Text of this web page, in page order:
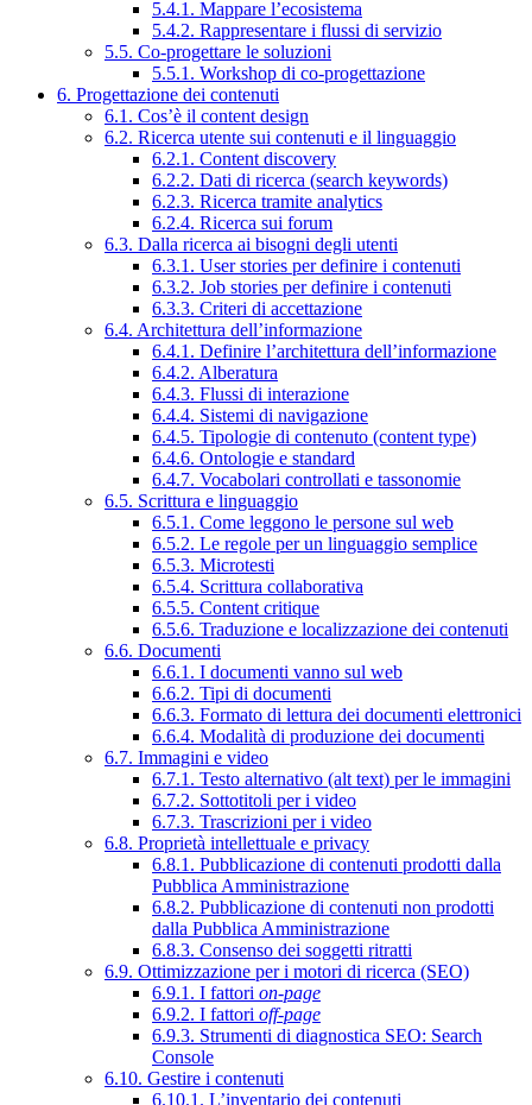
5.4.1. Mappare l’ecosistema
5.4.2. Rappresentare i flussi di servizio
5.5. Co-progettare le soluzioni
5.5.1. Workshop di co-progettazione
6. Progettazione dei contenuti
6.1. Cos’è il content design
6.2. Ricerca utente sui contenuti e il linguaggio
6.2.1. Content discovery
6.2.2. Dati di ricerca (search keywords)
6.2.3. Ricerca tramite analytics
6.2.4. Ricerca sui forum
6.3. Dalla ricerca ai bisogni degli utenti
6.3.1. User stories per definire i contenuti
6.3.2. Job stories per definire i contenuti
6.3.3. Criteri di accettazione
6.4. Architettura dell’informazione
6.4.1. Definire l’architettura dell’informazione
6.4.2. Alberatura
6.4.3. Flussi di interazione
6.4.4. Sistemi di navigazione
6.4.5. Tipologie di contenuto (content type)
6.4.6. Ontologie e standard
6.4.7. Vocabolari controllati e tassonomie
6.5. Scrittura e linguaggio
6.5.1. Come leggono le persone sul web
6.5.2. Le regole per un linguaggio semplice
6.5.3. Microtesti
6.5.4. Scrittura collaborativa
6.5.5. Content critique
6.5.6. Traduzione e localizzazione dei contenuti
6.6. Documenti
6.6.1. I documenti vanno sul web
6.6.2. Tipi di documenti
6.6.3. Formato di lettura dei documenti elettronici
6.6.4. Modalità di produzione dei documenti
6.7. Immagini e video
6.7.1. Testo alternativo (alt text) per le immagini
6.7.2. Sottotitoli per i video
6.7.3. Trascrizioni per i video
6.8. Proprietà intellettuale e privacy
6.8.1. Pubblicazione di contenuti prodotti dalla
Pubblica Amministrazione
6.8.2. Pubblicazione di contenuti non prodotti
dalla Pubblica Amministrazione
6.8.3. Consenso dei soggetti ritratti
6.9. Ottimizzazione per i motori di ricerca (SEO)
6.9.1. I fattori on-page
6.9.2. I fattori off-page
6.9.3. Strumenti di diagnostica SEO: Search
Console
6.10. Gestire i contenuti
6.10.1. L’inventario dei contenuti